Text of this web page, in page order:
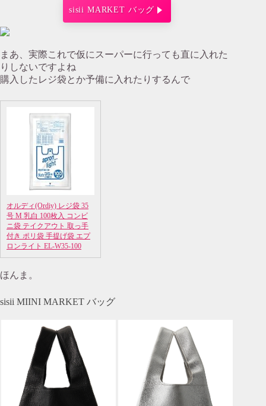
sisii MARKET バッグ
まあ、実際これで仮にスーパーに行っても直に入れた
りしないですよね
購入したレジ袋とか予備に入れたりするんで
オルディ(Ordiy) レジ袋 35
号 M 乳白 100枚入 コンビ
ニ袋 テイクアウト 取っ手
付き ポリ袋 手提げ袋 エプ
ロンライト EL-W35-100
ほんま。
sisii MIINI MARKET バッグ